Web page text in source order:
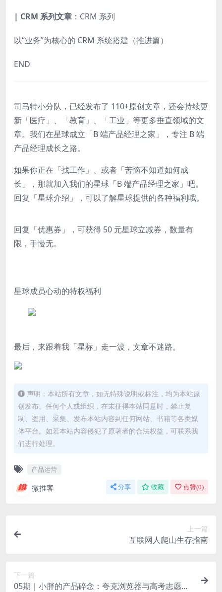
| CRM 系列文章 ：CRM 系列
以“业务”为核心的 CRM 系统搭建（推进篇）
END
司马特小分队，已经发布了 110+原创文章，还会持续更
新「医疗」、「教育」、「工业」等更多垂直领域的文
章。 我们在星球成立「B 端产品经理之家」，专注 B 端
产品经理成长之路。
如果你正在「找工作 」、或者「苦恼不知道如何成
长 」，那就加入我们的星球「B 端产品经理之家」吧。
回复「星球介绍」，可以了解星球提供的各种福利哦。
回复「优惠券 」，可获得 50 元星球立减券，数量有
限，手慢无。
星球成员心动的特权福利
最后， 来跟着我「星标 」走一波，文章不迷路。
声明：本站所有文章，如无特殊说明或标注，均为本站原
创发布。任何个人或组织，在未征得本站同意时，禁止复
制、盗用、采集、发布本站内容到任何网站、书籍等各类媒
体平台。如若本站内容侵犯了原著者的合法权益，可联系我
们进行处理。
产品运营
微推客 分享 收藏 点赞(0)
上一篇
互联网人爬山生存指南
下一篇
05期｜小胖的产品碎念：夸克浏览器与高考志愿的